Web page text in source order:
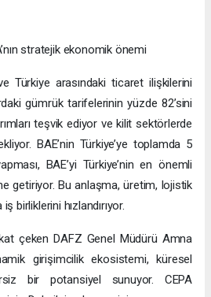
stratejik ekonomik önemi
Türkiye arasındaki ticaret ilişkilerini
gümrük tarifelerinin yüzde 82’sini
teşvik ediyor ve kilit sektörlerde
BAE’nin Türkiye’ye toplamda 5
BAE’yi Türkiye’nin en önemli
getiriyor. Bu anlaşma, üretim, lojistik
birliklerini hızlandırıyor.
çeken DAFZ Genel Müdürü Amna
girişimcilik ekosistemi, küresel
bir potansiyel sunuyor. CEPA